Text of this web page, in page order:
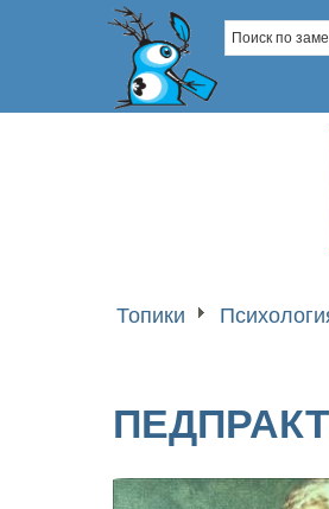
Топики